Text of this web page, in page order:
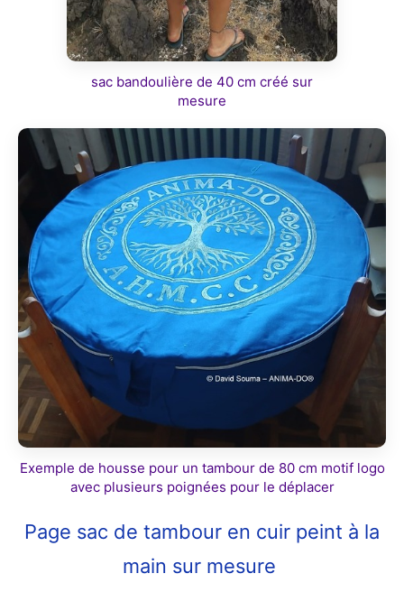
sac bandoulière de 40 cm créé sur
mesure
Exemple de housse pour un tambour de 80 cm motif logo
avec plusieurs poignées pour le déplacer
Page sac de tambour en cuir peint à la
main sur mesure